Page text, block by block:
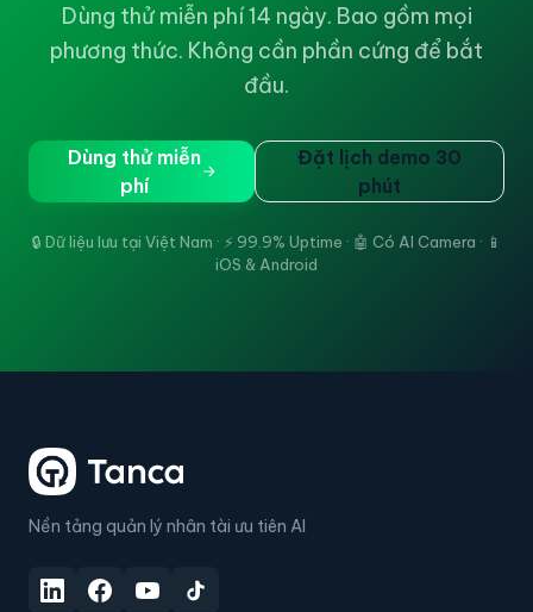
Dùng thử miễn phí 14 ngày. Bao gồm mọi
phương thức. Không cần phần cứng để bắt
đầu.
Dùng thử miễn
phí
Đặt lịch demo 30
phút
🔒 Dữ liệu lưu tại Việt Nam · ⚡ 99.9% Uptime · 🤖 Có AI Camera · 📱
iOS & Android
Nền tảng quản lý nhân tài ưu tiên AI